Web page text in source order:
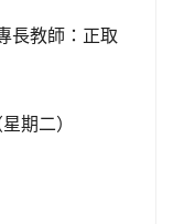
長教師：正取
期二）